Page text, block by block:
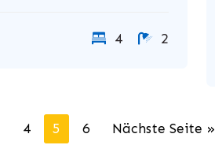
4 2
4 5 6 Nächste Seite »